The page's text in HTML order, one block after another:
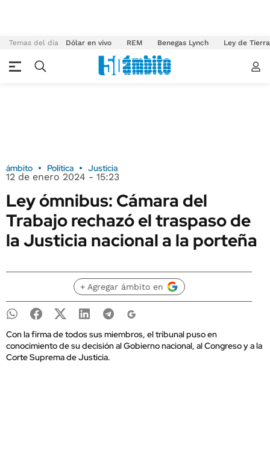
Temas del día Dólar en vivo REM Benegas Lynch Ley de
ámbito Política Justicia
12 de enero 2024 - 15:23
Ley ómnibus: Cámara del
Trabajo rechazó el traspaso de
la Justicia nacional a la porteña
+ Agregar ámbito en
Con la firma de todos sus miembros, el tribunal puso en
conocimiento de su decisión al Gobierno nacional, al Congreso y a la
Corte Suprema de Justicia.